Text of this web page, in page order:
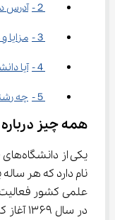
２-	آدرس دانشگاه شاهد کجاست ؟
３-	مزایا و معایب تحصیل در دانشگاه شاهد چیست ؟
４-	آیا دانشگاه شاهد جز دانشگاه‌های دولتی محسوب می‌شود؟
５-	چه رشته‌هایی در دانشگاه شاهد تدریس می‌شود؟
همه چیز
یکی از دانشگاه‌های فعال و موفق در کشور،
نام دارد که هر
در سال